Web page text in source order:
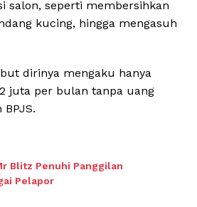
salon, seperti membersihkan
kucing, hingga mengasuh
dirinya mengaku hanya
juta per bulan tanpa uang
Blitz Penuhi Panggilan
Pelapor